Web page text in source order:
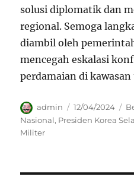
solusi diplomatik dan
regional. Semoga
diambil oleh
mencegah eskalasi
perdamaian di
Author
admin
Posted
on
12/04/2024
Nasional, Presiden Korea
Militer